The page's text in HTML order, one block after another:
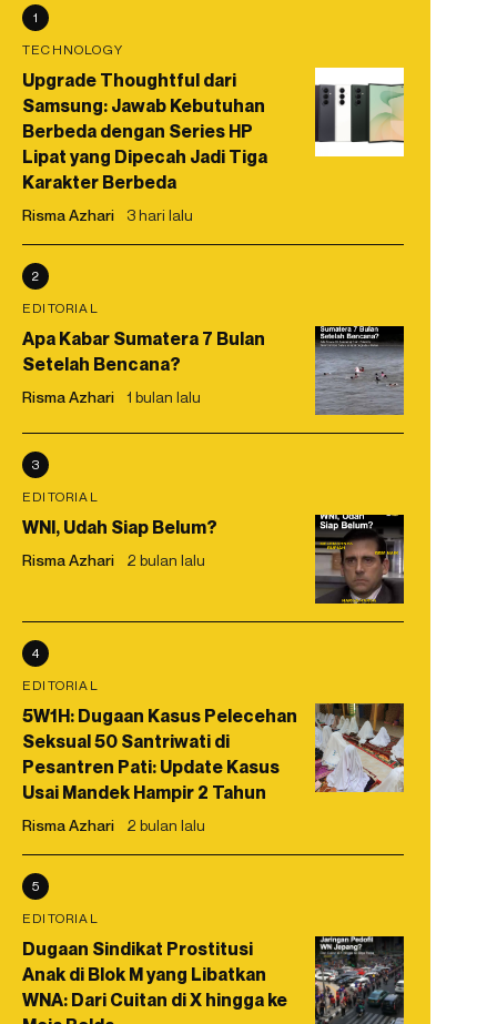
1
TECHNOLOGY
Upgrade Thoughtful dari
Samsung: Jawab Kebutuhan
Berbeda dengan Series HP
Lipat yang Dipecah Jadi Tiga
Karakter Berbeda
Risma Azhari 3 hari lalu
2
EDITORIAL
Apa Kabar Sumatera 7 Bulan
Setelah Bencana?
Risma Azhari 1 bulan lalu
3
EDITORIAL
WNI, Udah Siap Belum?
Risma Azhari 2 bulan lalu
4
EDITORIAL
5W1H: Dugaan Kasus Pelecehan
Seksual 50 Santriwati di
Pesantren Pati: Update Kasus
Usai Mandek Hampir 2 Tahun
Risma Azhari 2 bulan lalu
5
EDITORIAL
Dugaan Sindikat Prostitusi
Anak di Blok M yang Libatkan
WNA: Dari Cuitan di X hingga ke